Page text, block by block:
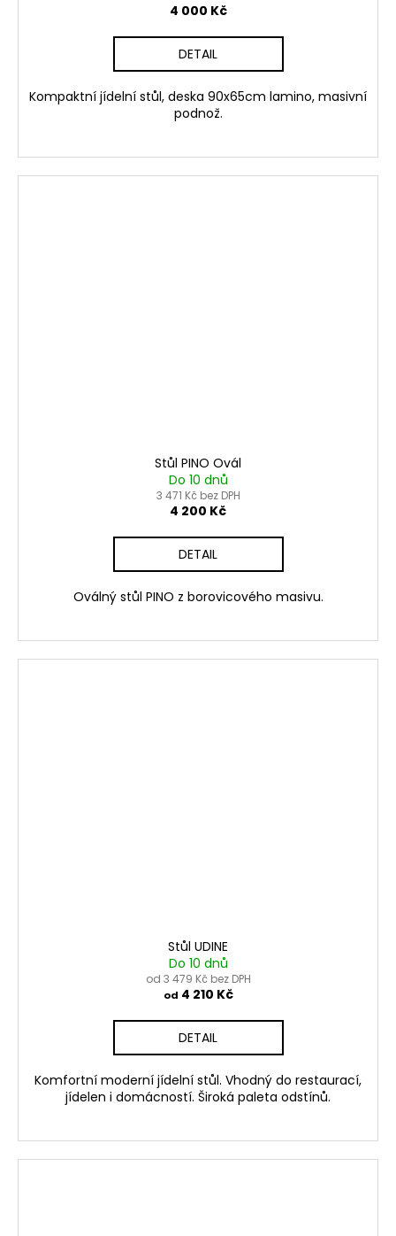
4 000 Kč
DETAIL
Kompaktní jídelní stůl, deska 90x65cm lamino, masivní
podnož.
Stůl PINO Ovál
Do 10 dnů
3 471 Kč bez DPH
4 200 Kč
DETAIL
Oválný stůl PINO z borovicového masivu.
Stůl UDINE
Do 10 dnů
od 3 479 Kč bez DPH
od 4 210 Kč
DETAIL
Komfortní moderní jídelní stůl. Vhodný do restaurací,
jídelen i domácností. Široká paleta odstínů.